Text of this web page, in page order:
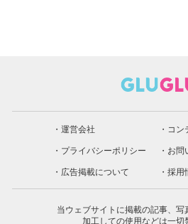
運営会社
コン
プライバシーポリシー
お問
広告掲載について
採用
当ウェブサイトに掲載の記事、写
加工しての使用などは一切